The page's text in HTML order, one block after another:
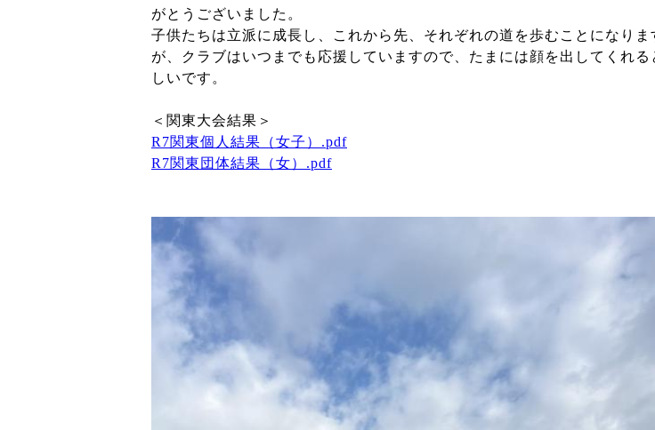
がとうございました。
子供たちは立派に成長し、これから先、それぞれの道を歩むことになりま
が、クラブはいつまでも応援していますので、たまには顔を出してくれる
しいです。
＜関東大会結果＞
R7関東個人結果（女子）.pdf
R7関東団体結果（女）.pdf